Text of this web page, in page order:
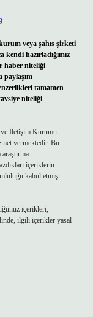
veya şahıs şirketi
hazırladığımız
haber niteliği
paylaşım
tamamen
niteliği
ve İletişim Kurumu
vermektedir. Bu
içeriklerin
kabul etmiş
içerikleri,
ilgili içerikler yasal